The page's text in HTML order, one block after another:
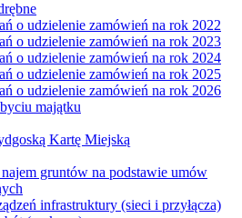
o udzielenie zamówień na rok 2022
o udzielenie zamówień na rok 2023
o udzielenie zamówień na rok 2024
o udzielenie zamówień na rok 2025
o udzielenie zamówień na rok 2026
majątku
Kartę Miejską
gruntów na podstawie umów
infrastruktury (sieci i przyłącza)